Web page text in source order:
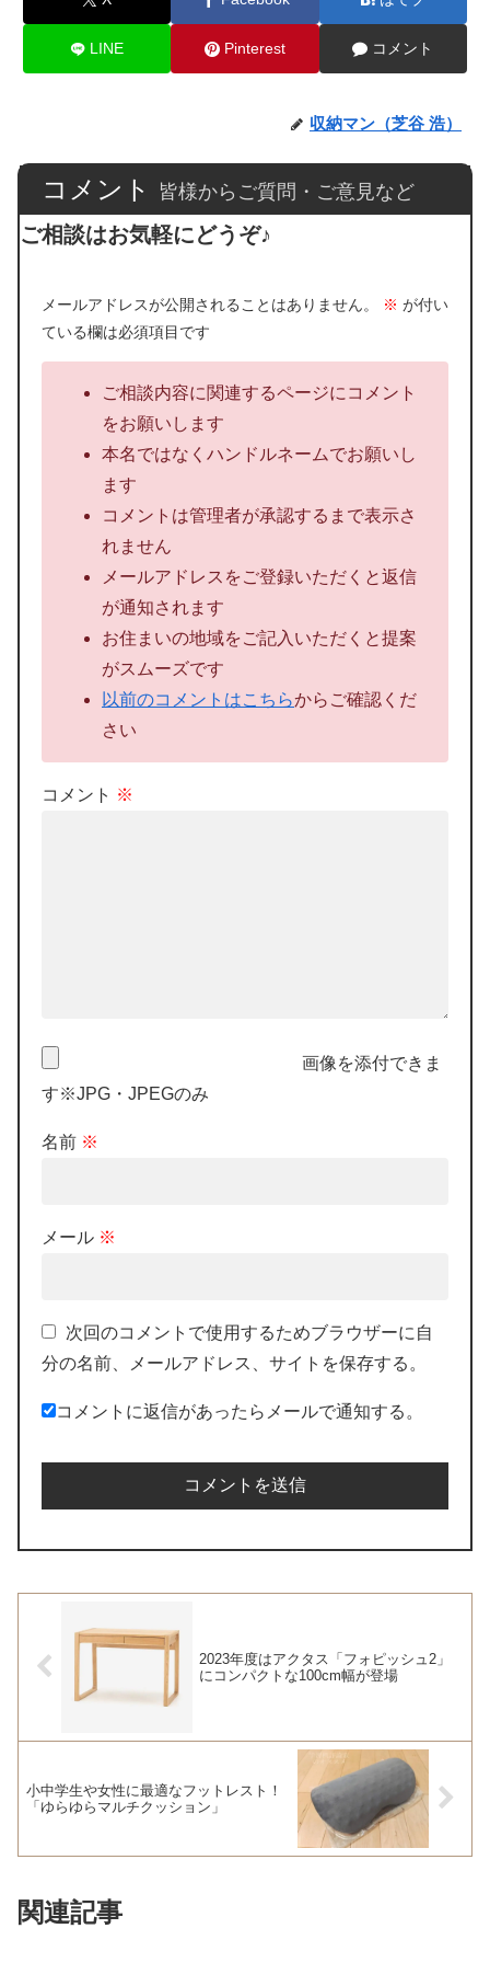
LINE Pinterest コメント
収納マン（芝谷 浩）
コメント 皆様からご質問・ご意見など
ご相談はお気軽にどうぞ♪
メールアドレスが公開されることはありません。 ※ が付い
ている欄は必須項目です
ご相談内容に関連するページにコメント
をお願いします
本名ではなくハンドルネームでお願いし
ます
コメントは管理者が承認するまで表示さ
れません
メールアドレスをご登録いただくと返信
が通知されます
お住まいの地域をご記入いただくと提案
がスムーズです
以前のコメントはこちらからご確認くだ
さい
コメント ※
画像を添付できま
す※JPG・JPEGのみ
名前 ※
メール ※
次回のコメントで使用するためブラウザーに自
分の名前、メールアドレス、サイトを保存する。
コメントに返信があったらメールで通知する。
2023年度はアクタス「フォピッシュ2」
にコンパクトな100cm幅が登場
小中学生や女性に最適なフットレスト！
「ゆらゆらマルチクッション」
関連記事